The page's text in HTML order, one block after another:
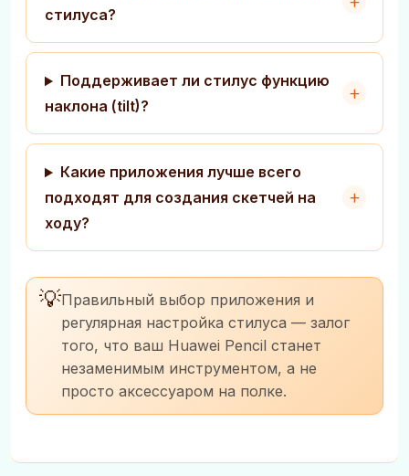
стилуса?
Поддерживает ли стилус функцию
наклона (tilt)?
Какие приложения лучше всего
подходят для создания скетчей на
ходу?
💡Правильный выбор приложения и
регулярная настройка стилуса — залог
того, что ваш Huawei Pencil станет
незаменимым инструментом, а не
просто аксессуаром на полке.